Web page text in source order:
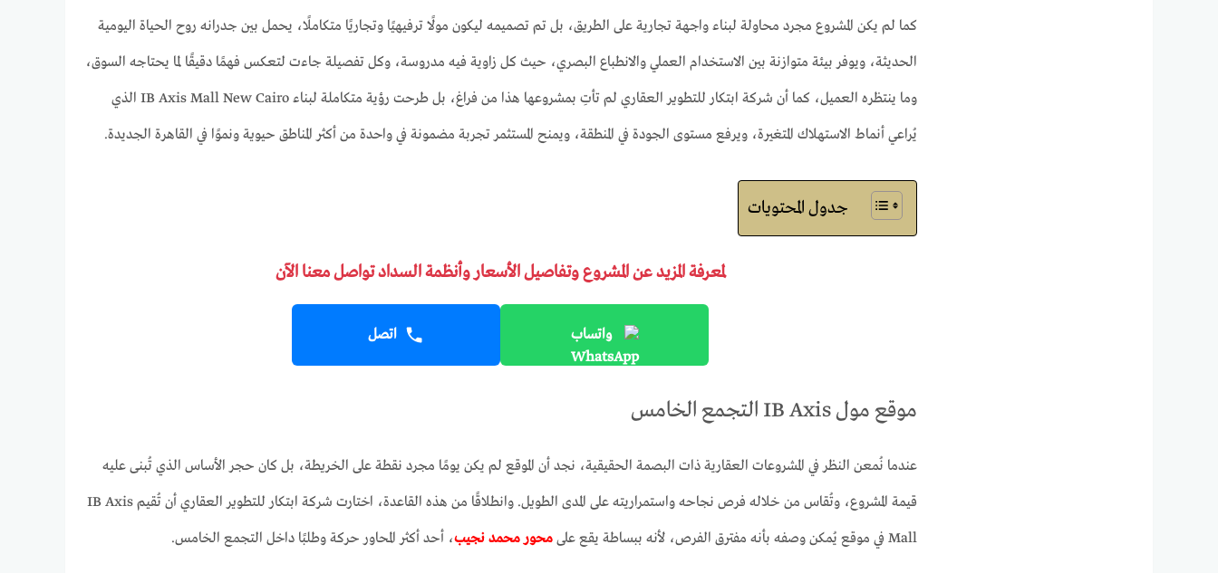
كما لم يكن المشروع مجرد محاولة لبناء واجهة تجارية على الطريق، بل تم تصميمه ليكون مولًا ترفيهيًا وتجاريًا متكاملًا، يحمل بين جدرانه روح الحياة اليومية
الحديثة، ويوفر بيئة متوازنة بين الاستخدام العملي والانطباع البصري، حيث كل زاوية فيه مدروسة، وكل تفصيلة جاءت لتعكس فهمًا دقيقًا لما يحتاجه السوق،
وما ينتظره العميل، كما أن شركة ابتكار للتطوير العقاري لم تأتِ بمشروعها هذا من فراغ، بل طرحت رؤية متكاملة لبناء IB Axis Mall New Cairo الذي
يُراعي أنماط الاستهلاك المتغيرة، ويرفع مستوى الجودة في المنطقة، ويمنح المستثمر تجربة مضمونة في واحدة من أكثر المناطق حيوية ونموًا في القاهرة الجديدة.
جدول المحتويات
لمعرفة المزيد عن المشروع وتفاصيل الأسعار وأنظمة السداد تواصل معنا الآن
واتساب اتصل
موقع مول IB Axis التجمع الخامس
عندما نُمعن النظر في المشروعات العقارية ذات البصمة الحقيقية، نجد أن الموقع لم يكن يومًا مجرد نقطة على الخريطة، بل كان حجر الأساس الذي تُبنى عليه
قيمة المشروع، وتُقاس من خلاله فرص نجاحه واستمراريته على المدى الطويل. وانطلاقًا من هذه القاعدة، اختارت شركة ابتكار للتطوير العقاري أن تُقيم IB Axis
Mall في موقع يُمكن وصفه بأنه مفترق الفرص، لأنه ببساطة يقع على
محور محمد نجيب، أحد أكثر المحاور حركة وطلبًا داخل التجمع الخامس.